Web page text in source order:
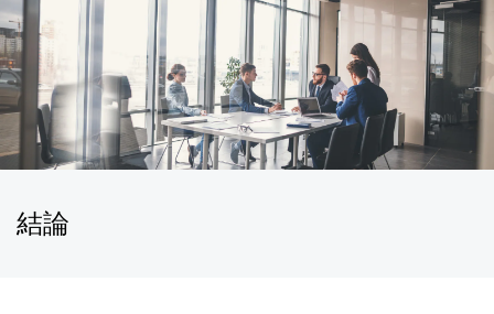
結論